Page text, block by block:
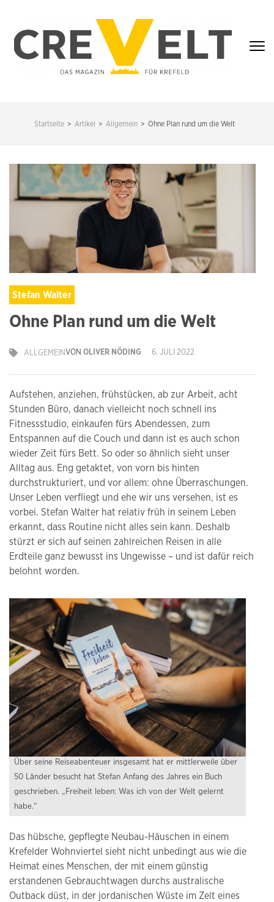
springen
(Enter
KREFELD
Startseite > Artikel > Allgemein > Ohne Plan rund um die Welt
Stefan Walter
Ohne Plan rund um die Welt
VON OLIVER NÖDING 6. JULI 2022
ALLGEMEIN
Aufstehen, anziehen, frühstücken, ab zur Arbeit, acht
Stunden Büro, danach vielleicht noch schnell ins
Fitnessstudio, einkaufen fürs Abendessen, zum
Entspannen auf die Couch und dann ist es auch schon
wieder Zeit fürs Bett. So oder so ähnlich sieht unser
Alltag aus. Eng getaktet, von vorn bis hinten
durchstrukturiert, und vor allem: ohne Überraschungen.
Unser Leben verfliegt und ehe wir uns versehen, ist es
vorbei. Stefan Walter hat relativ früh in seinem Leben
erkannt, dass Routine nicht alles sein kann. Deshalb
stürzt er sich auf seinen zahlreichen Reisen in alle
Erdteile ganz bewusst ins Ungewisse – und ist dafür reich
belohnt worden.
Über seine Reiseabenteuer insgesamt hat er mittlerweile über
50 Länder besucht hat Stefan Anfang des Jahres ein Buch
geschrieben. „Freiheit leben: Was ich von der Welt gelernt
habe.“
Das hübsche, gepflegte Neubau-Häuschen in einem
Krefelder Wohnviertel sieht nicht unbedingt aus wie die
Heimat eines Menschen, der mit einem günstig
erstandenen Gebrauchtwagen durchs australische
Outback düst, in der jordanischen Wüste im Zelt eines